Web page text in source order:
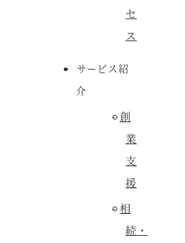
セ
ス
サービス紹
介
創
業
支
援
相
続・